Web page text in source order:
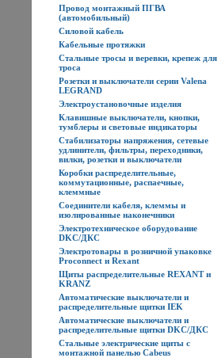
Провод монтажный ПГВА
(автомобильный)
Силовой кабель
Кабельные протяжки
Стальные тросы и веревки, крепеж для
троса
Розетки и выключатели серии Valena
LEGRAND
Электроустановочные изделия
Клавишные выключатели, кнопки,
тумблеры и световые индикаторы
Стабилизаторы напряжения, сетевые
удлинители, фильтры, переходники,
вилки, розетки и выключатели
Коробки распределительные,
коммутационные, распаечные,
клеммные
Соединители кабеля, клеммы и
изолированные наконечники
Электротехническое оборудование
DKC/ДКС
Электротовары в розничной упаковке
Proconnect и Rexant
Щиты распределительные REXANT и
KRANZ
Автоматические выключатели и
распределительные щитки IEK
Автоматические выключатели и
распределительные щитки DKC/ДКС
Стальные электрические щиты с
монтажной панелью Cabeus